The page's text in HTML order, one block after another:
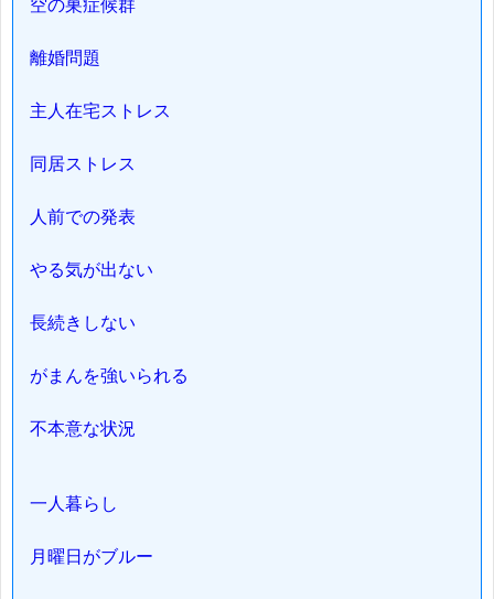
空の巣症候群
離婚問題
主人在宅ストレス
同居ストレス
人前での発表
やる気が出ない
長続きしない
がまんを強いられる
不本意な状況
一人暮らし
月曜日がブルー